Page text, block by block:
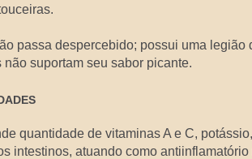
passa despercebido; possui uma
suportam seu sabor picante.
quantidade de vitaminas A e C,
intestinos, atuando como